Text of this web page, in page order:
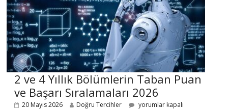
2 ve 4 Yıllık Bölümlerin Taban Puan
ve Başarı Sıralamaları 2026
20 Mayıs 2026 Doğru Tercihler yorumlar kapalı